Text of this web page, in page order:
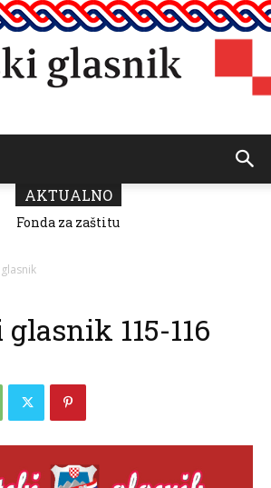
AKTUALNO
Fonda za zaštitu
prava donio
2026.
115-116